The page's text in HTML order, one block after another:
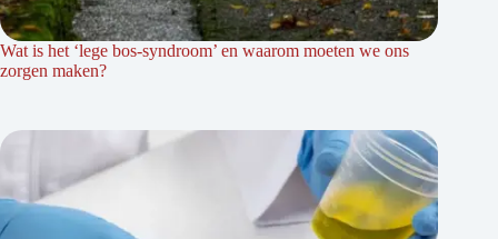
Wat is het ‘lege bos-syndroom’ en waarom moeten we ons
zorgen maken?